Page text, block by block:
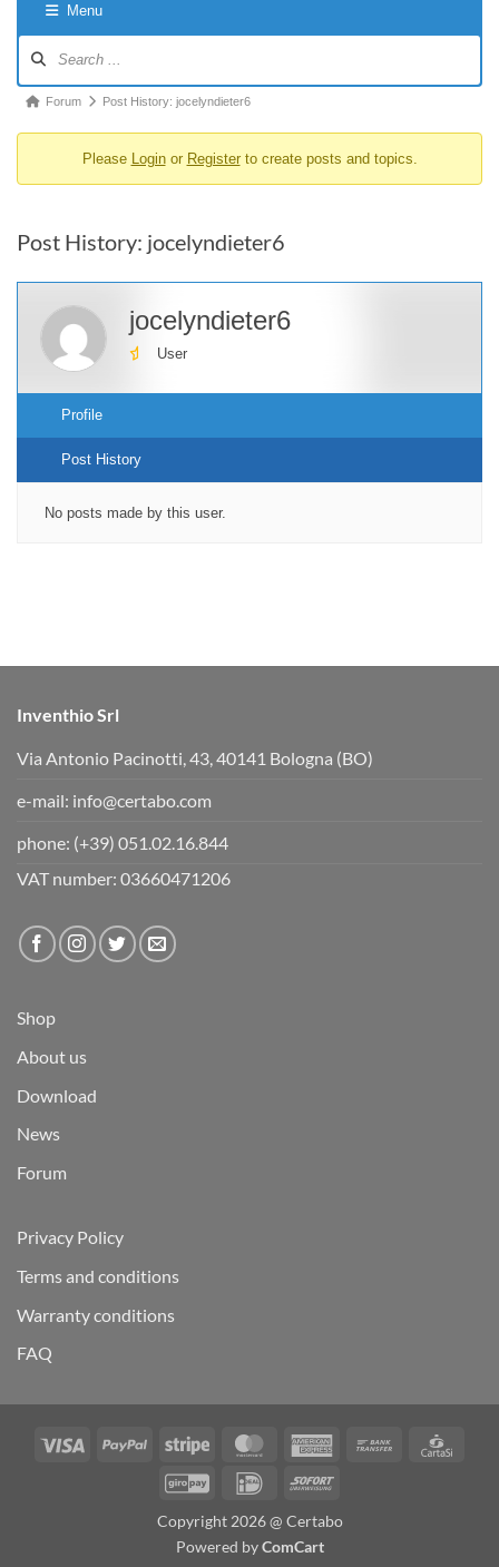
Menu
Navigation
Forum
You
here:
Forum Post History: jocelyndieter6
Please Loginor Registerto create posts and topics.
Post History: jocelyndieter6
jocelyndieter6
User
Profile
Post History
No posts made by this user.
Inventhio Srl
Via Antonio Pacinotti, 43, 40141 Bologna (BO)
e-mail: info@certabo.com
phone: (+39) 051.02.16.844
VAT number: 03660471206
Shop
About us
Download
News
Forum
Privacy Policy
Terms and conditions
Warranty conditions
FAQ
Visa PayPal Stripe MasterCardAmerican
Bank
GiroPay IDeal Sofort
Copyright 2026 @ Certabo
Powered byComCart